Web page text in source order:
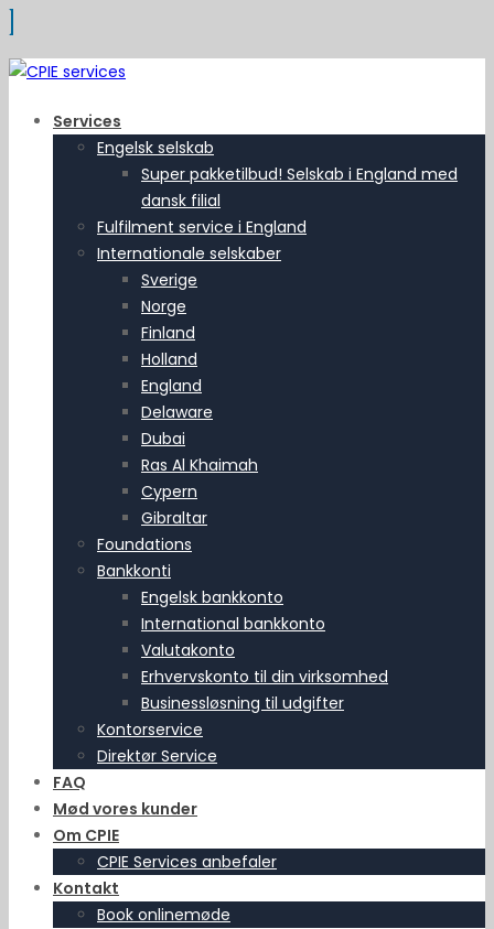
Services
Engelsk selskab
Super pakketilbud! Selskab i England med
dansk filial
Fulfilment service i England
Internationale selskaber
Sverige
Norge
Finland
Holland
England
Delaware
Dubai
Ras Al Khaimah
Cypern
Gibraltar
Foundations
Bankkonti
Engelsk bankkonto
International bankkonto
Valutakonto
Erhvervskonto til din virksomhed
Businessløsning til udgifter
Kontorservice
Direktør Service
FAQ
Mød vores kunder
Om CPIE
CPIE Services anbefaler
Kontakt
Book onlinemøde